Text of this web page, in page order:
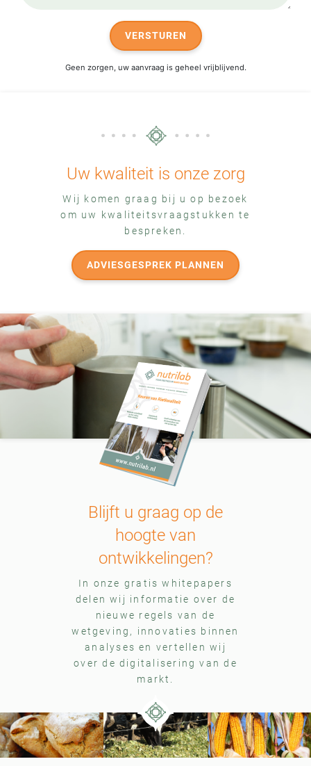
VERSTUREN
Geen zorgen, uw aanvraag is geheel vrijblijvend.
Uw kwaliteit is onze zorg
Wij komen graag bij u op bezoek
om uw kwaliteitsvraagstukken te
bespreken.
ADVIESGESPREK PLANNEN
Blijft u graag op de
hoogte van
ontwikkelingen?
In onze gratis whitepapers
delen wij informatie over de
nieuwe regels van de
wetgeving, innovaties binnen
analyses en vertellen wij
over de digitalisering van de
markt.